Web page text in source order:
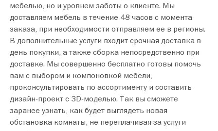
мебелью, но и уровнем заботы о клиенте. Мы
доставляем мебель в течение 48 часов с момента
заказа, при необходимости отправляем ее в регионы.
В дополнительные услуги входит срочная доставка в
день покупки, а также сборка непосредственно при
доставке. Мы совершенно бесплатно готовы помочь
вам с выбором и компоновкой мебели,
проконсультировать по ассортименту и составить
дизайн-проект с 3D-моделью. Так вы сможете
заранее узнать, как будет выглядеть новая
обстановка комнаты, не переплачивая за услуги